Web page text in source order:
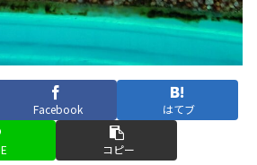
Facebook はてブ
コピー